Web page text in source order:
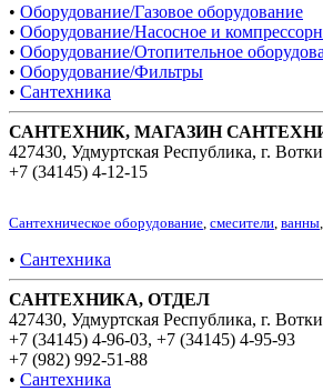
• Оборудование/Газовое оборудование
• Оборудование/Насосное и
• Оборудование/Отопительное
• Оборудование/Фильтры
• Сантехника
САНТЕХНИК, МАГАЗИН
427430, Удмуртская Республика, г.
+7 (34145) 4-12-15
Сантехническое оборудование, смесители, ванны,
• Сантехника
САНТЕХНИКА, ОТДЕЛ
427430, Удмуртская Республика, г.
+7 (34145) 4-96-03, +7 (34145) 4-95-93
+7 (982) 992-51-88
• Сантехника